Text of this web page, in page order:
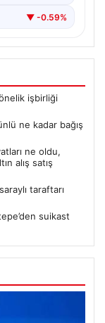
▼ -0.59%
işbirliği
ne kadar bağış
ne oldu,
alış satış
taraftarı
suikast